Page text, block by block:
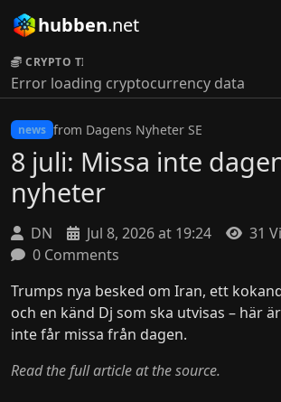
hubben.net
CRYPTO TICKER:
Error loading cryptocurrency data
news from Dagens Nyheter SE
8 juli: Missa inte
nyheter
DN Jul 8, 2026 at 19:24
31
0 Comments
Trumps nya besked om Iran, ett
och en känd Dj som ska utvisas – här
inte får missa från dagen.
Read the full article at the source.